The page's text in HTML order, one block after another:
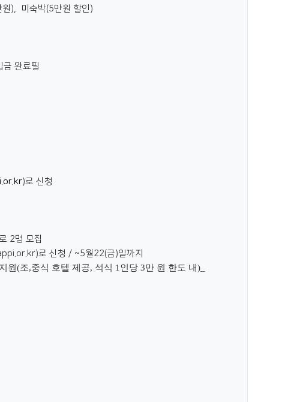
), 미숙박(5만원 할인)
완료필
)로 신청
2명 모집
로 신청 / ~5월22(금)일까지
원(조,중식 호텔 제공, 석식 1 인당 3만 원 한도 내)_